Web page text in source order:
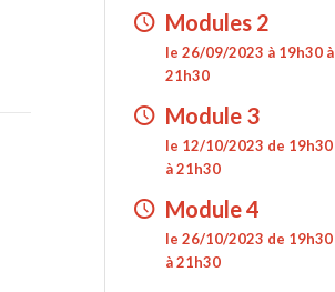
Modules 2
le 26/09/2023 à 19h30 à
21h30
Module 3
le 12/10/2023 de 19h30
à 21h30
Module 4
le 26/10/2023 de 19h30
à 21h30